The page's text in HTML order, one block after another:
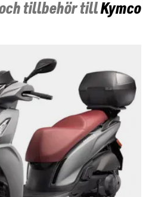
tillbehör tillKymco